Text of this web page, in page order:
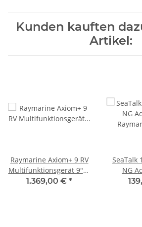
Kunden kauften
Artikel:
Raymarine Axiom+ 9 RV
Multifunktionsgerät 9"" /
22,8cm Display mit
1.369,00 € *
SeaTalk
NG